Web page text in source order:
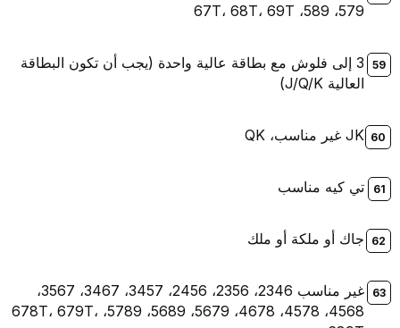
579، 589، 67T، 68T، 69T
3 إلى فلوش مع بطاقة عالية واحدة (يجب أن تكون البطاقة
العالية J/Q/K)
JK غير مناسب، QK
تي كيه مناسب
جاك أو ملكة أو ملك
غير مناسب 2346، 2356، 2456، 3457، 3467، 3567،
4568، 4578، 4678، 5679، 5689، 5789، 678T، 679T،